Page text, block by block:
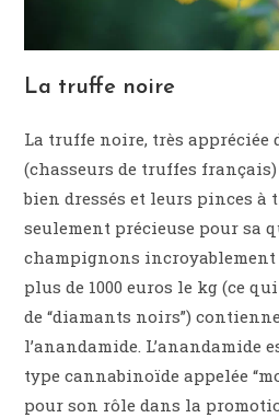
La truffe noire
La truffe noire, très appréciée
(chasseurs de truffes
bien dressés et leurs pinces à
seulement précieuse pour sa
champignons incroyablement
plus de 1000 euros le kg (ce
de “diamants noirs”)
l’anandamide. L’anandamide
type cannabinoïde appelée
pour son rôle dans la